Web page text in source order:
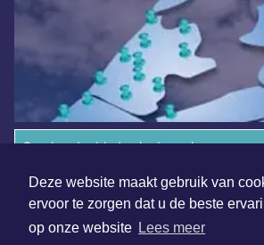
Deze website maakt gebruik van
ervoor te zorgen dat u de beste
op onze website Lees meer
Overige dagbladen in de regio
Algemene voorwaarden
Disclaimer